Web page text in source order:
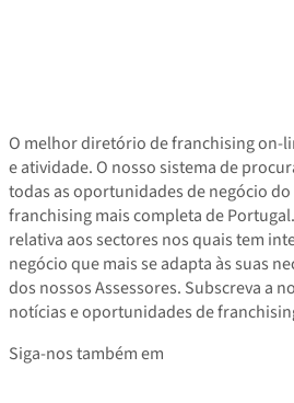
O melhor diretório de franchising on-
e atividade. O nosso sistema de
todas as oportunidades de negócio
franchising mais completa de
relativa aos sectores nos quais tem
negócio que mais se adapta às suas
dos nossos Assessores. Subscreva a
notícias e oportunidades de
Siga-nos também em